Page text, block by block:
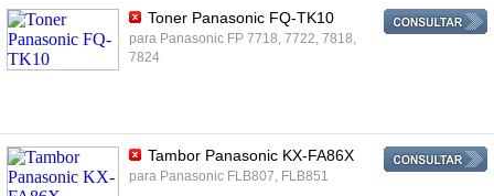
Toner Panasonic FQ-TK10
para Panasonic FP 7718, 7722, 7818,
7824
Tambor Panasonic KX-FA86X
para Panasonic FLB807, FLB851